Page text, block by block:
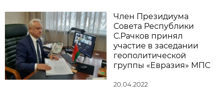
Член Президиума
Совета Республики
С.Рачков принял
участие в заседании
геополитической
группы «Евразия» МПС
20.04.2022